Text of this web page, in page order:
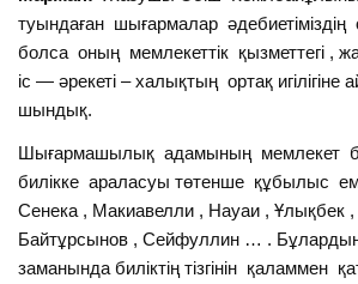
туындаған шығармалар әдебиетіміздің
болса оның мемлекеттік қызметтегі ,
іс — әрекеті – халықтың ортақ
шындық.
Шығармашылық адамының мемлекет
билікке араласуы төтенше құбылыс
Сенека , Макиавелли , Науаи , Ұлықбек ,
Байтұрсынов , Сейфуллин … .
заманында биліктің тізгінін қаламмен